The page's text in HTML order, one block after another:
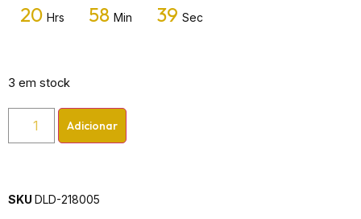
20 Hrs 58 Min 39 Sec
3 em stock
Adicionar
SKU DLD-218005